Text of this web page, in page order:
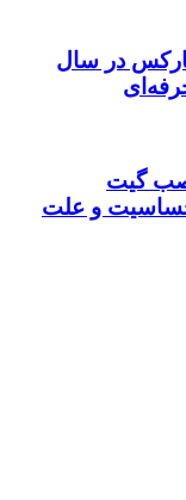
در سال
گیت
حساسیت و علت